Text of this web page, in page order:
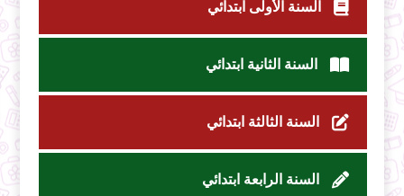
السنة الأولى ابتدائي
السنة الثانية ابتدائي
السنة الثالثة ابتدائي
السنة الرابعة ابتدائي